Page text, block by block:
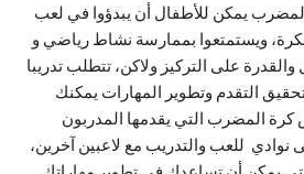
المضرب يمكن للأطفال أن يبدؤوا في لعب
ويستمتعوا بممارسة نشاط رياضي و
على التركيز ولاكن، تتطلب تدريبا
التقدم وتطوير المهارات يمكنك
المضرب التي يقدمها المدربون
نوادي للعب والتدريب مع لاعبين آخرين،